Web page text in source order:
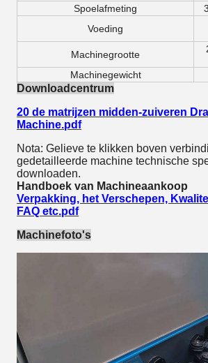
Spoelafmeting
Voeding
Machinegrootte
Machinegewicht
Downloadcentrum
20 de matrijzen midden-zuiveren
Machine.pdf
Nota: Gelieve te klikken boven
gedetailleerde machine technische
downloaden.
Handboek van Machineaankoop
Verpakking, het Verschepen,
FAQ etc.pdf
Machinefoto's